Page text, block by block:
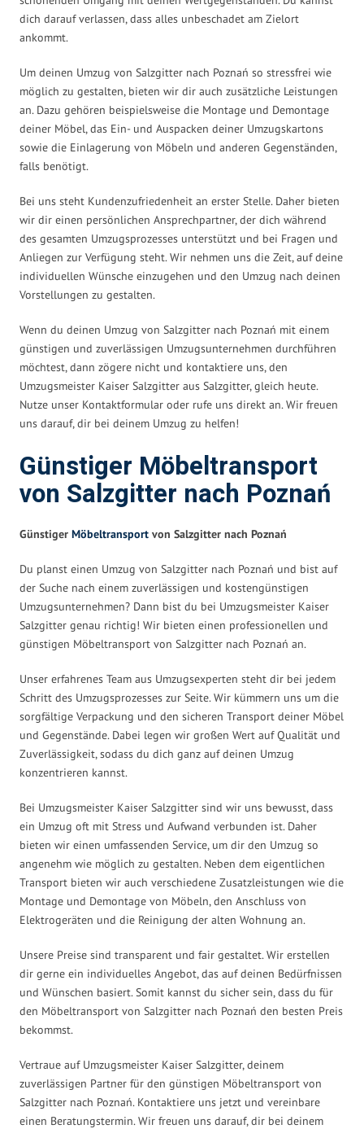
dich darauf verlassen, dass alles unbeschadet am Zielort
ankommt.
Um deinen Umzug von Salzgitter nach Poznań so stressfrei wie
möglich zu gestalten, bieten wir dir auch zusätzliche Leistungen
an. Dazu gehören beispielsweise die Montage und Demontage
deiner Möbel, das Ein- und Auspacken deiner Umzugskartons
sowie die Einlagerung von Möbeln und anderen Gegenständen,
falls benötigt.
Bei uns steht Kundenzufriedenheit an erster Stelle. Daher bieten
wir dir einen persönlichen Ansprechpartner, der dich während
des gesamten Umzugsprozesses unterstützt und bei Fragen und
Anliegen zur Verfügung steht. Wir nehmen uns die Zeit, auf deine
individuellen Wünsche einzugehen und den Umzug nach deinen
Vorstellungen zu gestalten.
Wenn du deinen Umzug von Salzgitter nach Poznań mit einem
günstigen und zuverlässigen Umzugsunternehmen durchführen
möchtest, dann zögere nicht und kontaktiere uns, den
Umzugsmeister Kaiser Salzgitter aus Salzgitter, gleich heute.
Nutze unser Kontaktformular oder rufe uns direkt an. Wir freuen
uns darauf, dir bei deinem Umzug zu helfen!
Günstiger Möbeltransport
von Salzgitter nach Poznań
Günstiger Möbeltransport von Salzgitter nach Poznań
Du planst einen Umzug von Salzgitter nach Poznań und bist auf
der Suche nach einem zuverlässigen und kostengünstigen
Umzugsunternehmen? Dann bist du bei Umzugsmeister Kaiser
Salzgitter genau richtig! Wir bieten einen professionellen und
günstigen Möbeltransport von Salzgitter nach Poznań an.
Unser erfahrenes Team aus Umzugsexperten steht dir bei jedem
Schritt des Umzugsprozesses zur Seite. Wir kümmern uns um die
sorgfältige Verpackung und den sicheren Transport deiner Möbel
und Gegenstände. Dabei legen wir großen Wert auf Qualität und
Zuverlässigkeit, sodass du dich ganz auf deinen Umzug
konzentrieren kannst.
Bei Umzugsmeister Kaiser Salzgitter sind wir uns bewusst, dass
ein Umzug oft mit Stress und Aufwand verbunden ist. Daher
bieten wir einen umfassenden Service, um dir den Umzug so
angenehm wie möglich zu gestalten. Neben dem eigentlichen
Transport bieten wir auch verschiedene Zusatzleistungen wie die
Montage und Demontage von Möbeln, den Anschluss von
Elektrogeräten und die Reinigung der alten Wohnung an.
Unsere Preise sind transparent und fair gestaltet. Wir erstellen
dir gerne ein individuelles Angebot, das auf deinen Bedürfnissen
und Wünschen basiert. Somit kannst du sicher sein, dass du für
den Möbeltransport von Salzgitter nach Poznań den besten Preis
bekommst.
Vertraue auf Umzugsmeister Kaiser Salzgitter, deinem
zuverlässigen Partner für den günstigen Möbeltransport von
Salzgitter nach Poznań. Kontaktiere uns jetzt und vereinbare
einen Beratungstermin. Wir freuen uns darauf, dir bei deinem